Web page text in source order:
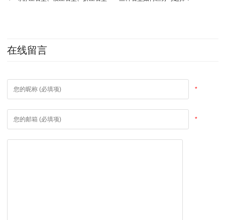
在线留言
*
*